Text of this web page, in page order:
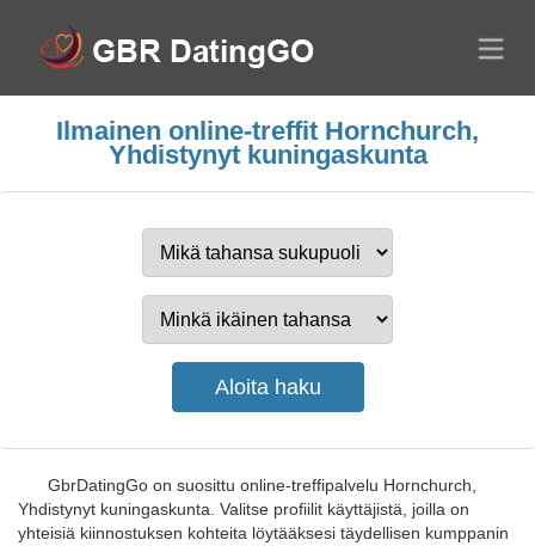
Ilmainen online-treffit Hornchurch,
Yhdistynyt kuningaskunta
GbrDatingGo on suosittu online-treffipalvelu Hornchurch,
Yhdistynyt kuningaskunta. Valitse profiilit käyttäjistä, joilla on
yhteisiä kiinnostuksen kohteita löytääksesi täydellisen kumppanin